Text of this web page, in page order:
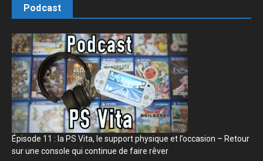
Podcast
Épisode 11 : la PS Vita, le support physique et l’occasion – Retour
sur une console qui continue de faire rêver